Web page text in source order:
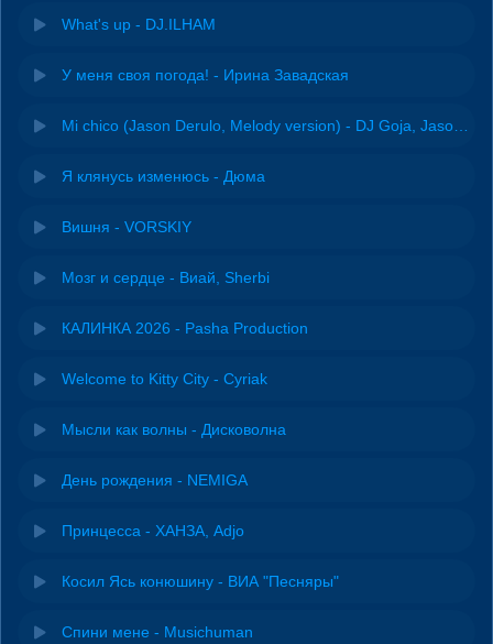
What's up - DJ.ILHAM
У меня своя погода! - Ирина Завадская
Я клянусь изменюсь - Дюма
Вишня - VORSKIY
Мозг и сердце - Виай, Sherbi
КАЛИНКА 2026 - Pasha Production
Welcome to Kitty City - Cyriak
Мысли как волны - Дисковолна
День рождения - NEMIGA
Принцесса - ХАНЗА, Adjo
Косил Ясь конюшину - ВИА "Песняры"
Спини мене - Musichuman